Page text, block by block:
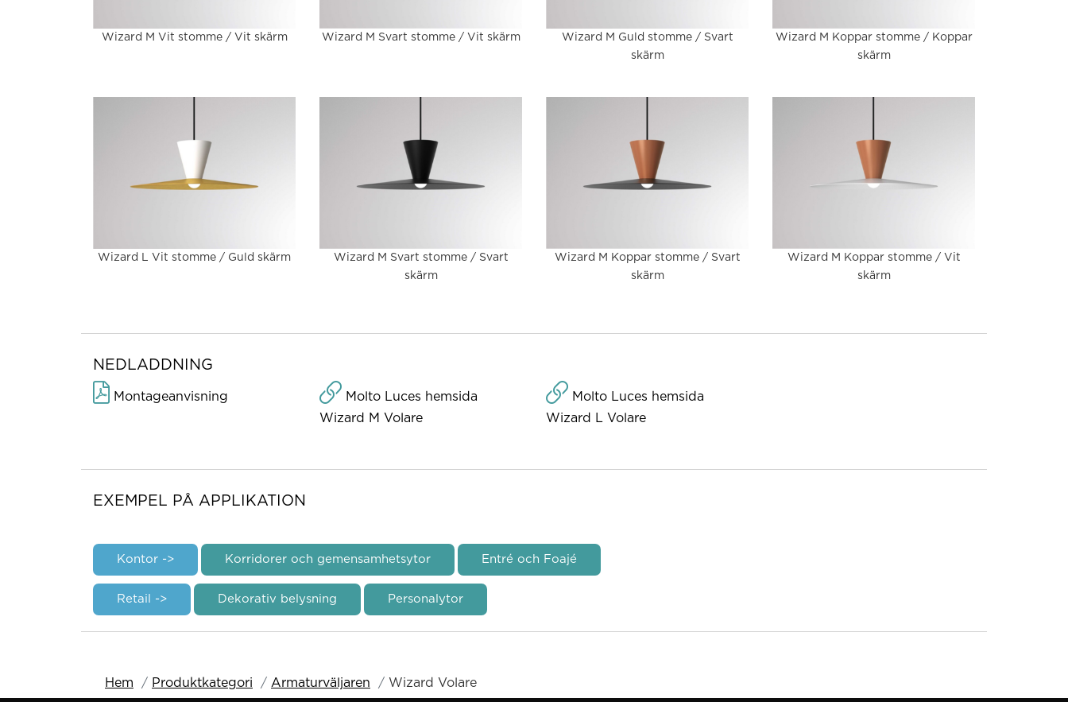
Wizard M Vit stomme / Vit skärm Wizard M Svart stomme / Vit skärm
Wizard M Guld stomme / Svart
skärm
Wizard M Koppar stomme / Koppar
skärm
Wizard L Vit stomme / Guld skärm
Wizard M Svart stomme / Svart
skärm
Wizard M Koppar stomme / Svart
skärm
Wizard M Koppar stomme / Vit
skärm
NEDLADDNING
Montageanvisning
Molto Luces hemsida
Wizard M Volare
Molto Luces hemsida
Wizard L Volare
EXEMPEL PÅ APPLIKATION
Kontor -> Korridorer och gemensamhetsytor Entré och Foajé
Retail -> Dekorativ belysning Personalytor
Hem Produktkategori Armaturväljaren Wizard Volare